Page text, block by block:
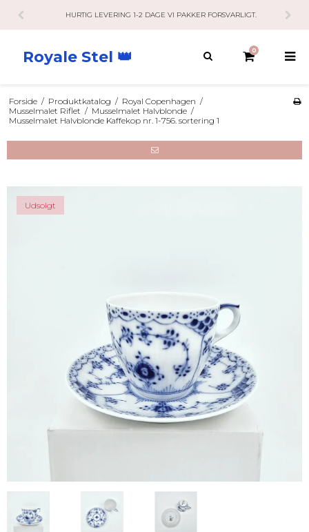
LEVERING 1-2 DAGE VI PAKKER FORSVARLIGT.
Royale Stel 👑 0
Forside / Produktkatalog / Royal Copenhagen /
Musselmalet Riflet / Musselmalet Halvblonde /
Musselmalet Halvblonde Kaffekop nr. 1-756. sortering 1
Udsolgt